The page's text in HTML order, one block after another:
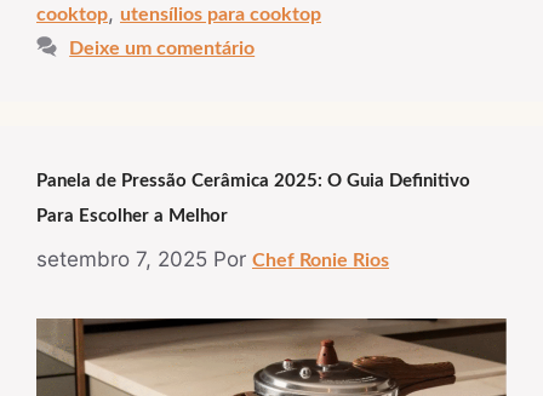
cooktop, utensílios para cooktop
Deixe um comentário
Panela de Pressão Cerâmica 2025: O Guia Definitivo
Para Escolher a Melhor
setembro 7, 2025 Por Chef Ronie Rios